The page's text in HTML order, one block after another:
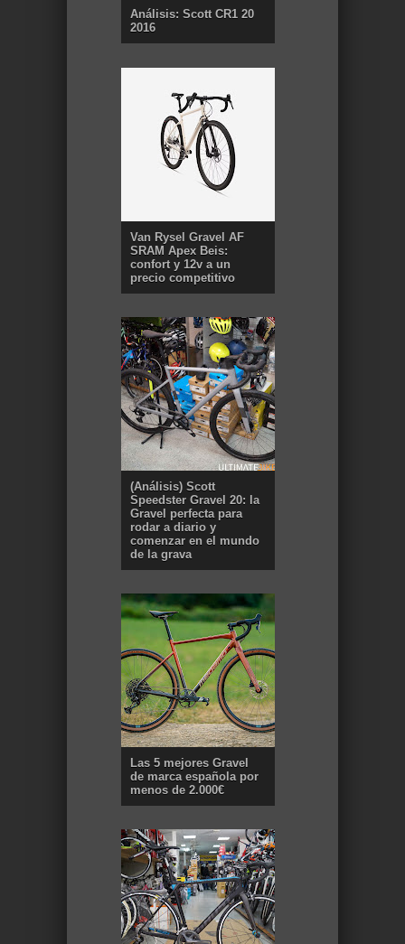
Análisis: Scott CR1 20
2016
Van Rysel Gravel AF
SRAM Apex Beis:
confort y 12v a un
precio competitivo
(Análisis) Scott
Speedster Gravel 20: la
Gravel perfecta para
rodar a diario y
comenzar en el mundo
de la grava
Las 5 mejores Gravel
de marca española por
menos de 2.000€